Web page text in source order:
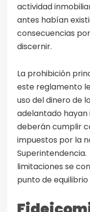
actividad
antes habían
consecuencias
discernir.
La prohibición
este reglamento
uso del dinero de
adelantado
deberán cumplir
impuestos por la
limitaciones se
punto de